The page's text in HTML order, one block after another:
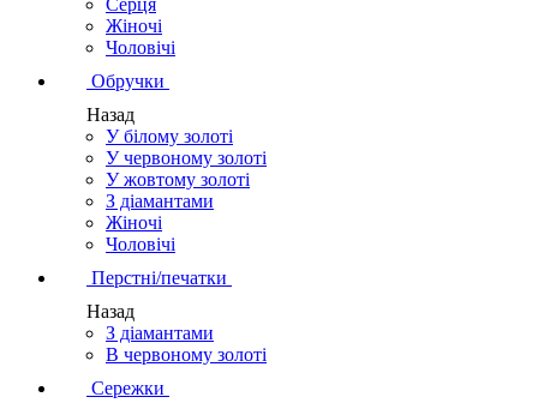
Серця
Жіночі
Чоловічі
Обручки
Назад
У білому золоті
У червоному золоті
У жовтому золоті
З діамантами
Жіночі
Чоловічі
Перстні/печатки
Назад
З діамантами
В червоному золоті
Сережки